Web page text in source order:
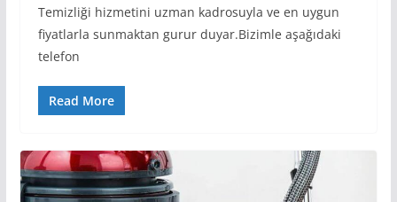
Temizliği hizmetini uzman kadrosuyla ve en uygun
fiyatlarla sunmaktan gurur duyar.Bizimle aşağıdaki
telefon
Read More